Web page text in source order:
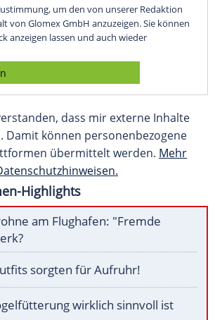
um den von unserer Redaktion
von Glomex GmbH anzuzeigen. Sie können
anzeigen lassen und auch wieder
dass mir externe Inhalte
Damit können personenbezogene
übermittelt werden. Mehr
Highlights
am Flughafen: "Fremde
sorgten für Aufruhr!
wirklich sinnvoll ist